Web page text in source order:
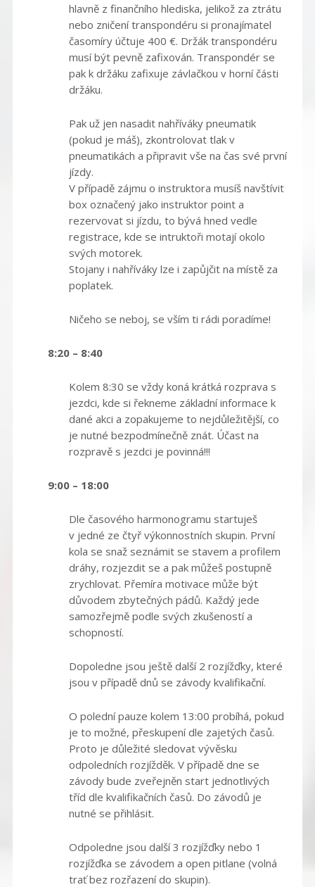
hlavně z finančního hlediska, jelikož za ztrátu
nebo zničení transpondéru si pronajímatel
časomíry účtuje 400 €. Držák transpondéru
musí být pevně zafixován. Transpondér se
pak k držáku zafixuje závlačkou v horní části
držáku.
Pak už jen nasadit nahříváky pneumatik
(pokud je máš), zkontrolovat tlak v
pneumatikách a připravit vše na čas své první
jízdy.
V případě zájmu o instruktora musíš navštívit
box označený jako instruktor point a
rezervovat si jízdu, to bývá hned vedle
registrace, kde se intruktoři motají okolo
svých motorek.
Stojany i nahříváky lze i zapůjčit na místě za
poplatek.
Ničeho se neboj, se vším ti rádi poradíme!
8:20 – 8:40
Kolem 8:30 se vždy koná krátká rozprava s
jezdci, kde si řekneme základní informace k
dané akci a zopakujeme to nejdůležitější, co
je nutné bezpodmínečně znát. Účast na
rozpravě s jezdci je povinná!!!
9:00 – 18:00
Dle časového harmonogramu startuješ
v jedné ze čtyř výkonnostních skupin. První
kola se snaž seznámit se stavem a profilem
dráhy, rozjezdit se a pak můžeš postupně
zrychlovat. Přemíra motivace může být
důvodem zbytečných pádů. Každý jede
samozřejmě podle svých zkušeností a
schopností.
Dopoledne jsou ještě další 2 rozjížďky, které
jsou v případě dnů se závody kvalifikační.
O polední pauze kolem 13:00 probíhá, pokud
je to možné, přeskupení dle zajetých časů.
Proto je důležité sledovat vývěsku
odpoledních rozjížděk. V případě dne se
závody bude zveřejněn start jednotlivých
tříd dle kvalifikačních časů. Do závodů je
nutné se přihlásit.
Odpoledne jsou další 3 rozjížďky nebo 1
rozjížďka se závodem a open pitlane (volná
trať bez rozřazení do skupin).